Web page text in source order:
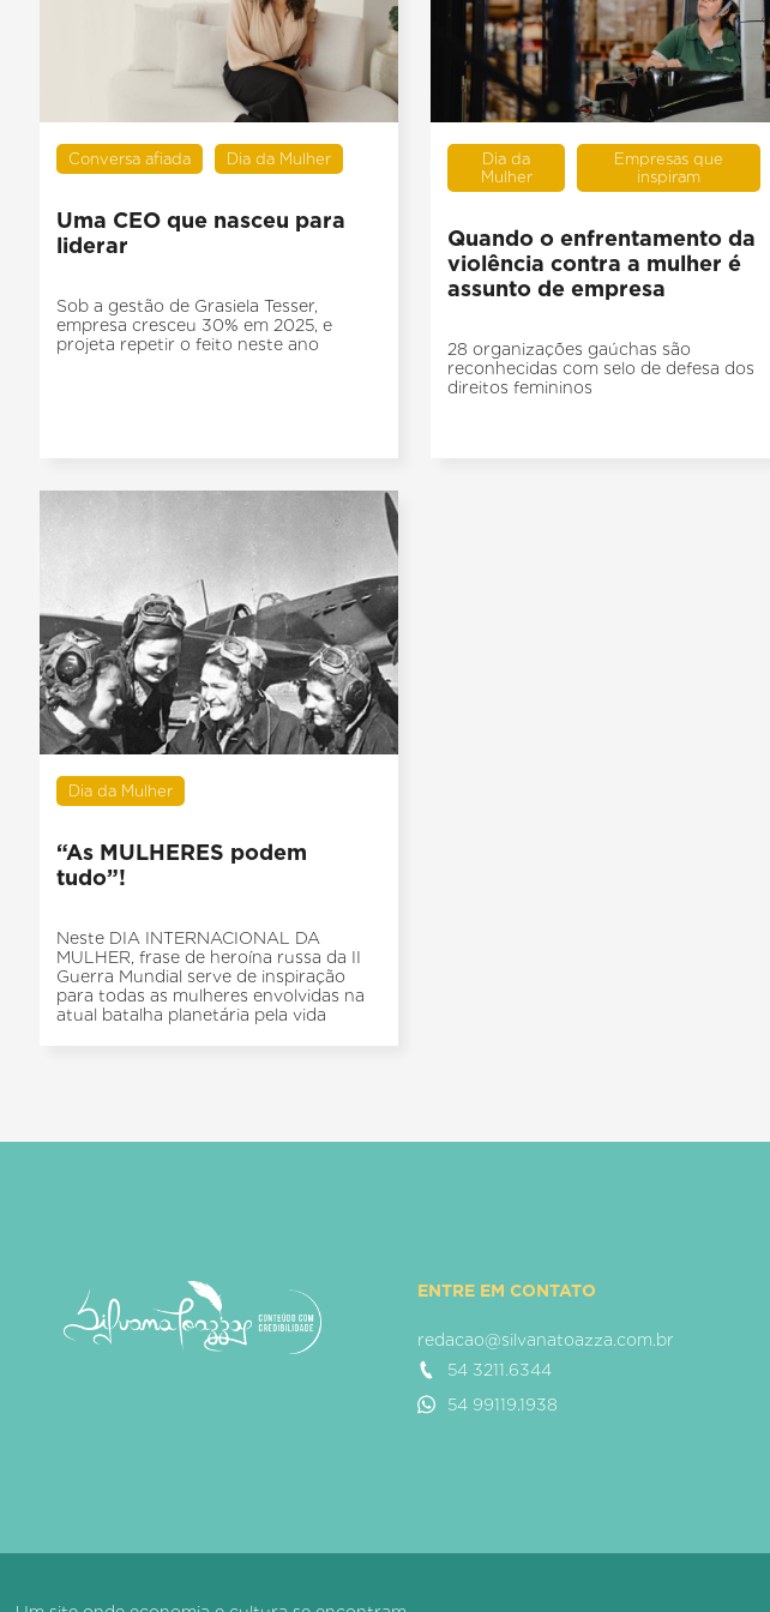
Conversa afiada Dia da Mulher
Uma CEO que nasceu para
liderar
Sob a gestão de Grasiela Tesser,
empresa cresceu 30% em 2025, e
projeta repetir o feito neste ano
Dia da
Mulher
Empresas que
inspiram
Quando o enfrentamento da
violência contra a mulher é
assunto de empresa
28 organizações gaúchas são
reconhecidas com selo de defesa dos
direitos femininos
Dia da Mulher
“As MULHERES podem
tudo”!
Neste DIA INTERNACIONAL DA
MULHER, frase de heroína russa da II
Guerra Mundial serve de inspiração
para todas as mulheres envolvidas na
atual batalha planetária pela vida
ENTRE EM CONTATO
redacao@silvanatoazza.com.br
54 3211.6344
54 99119.1938